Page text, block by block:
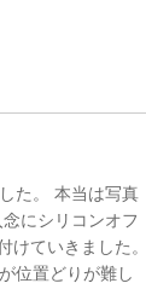
た。 本当は写真
にシリコンオフ
けていきました。
位置どりが難し